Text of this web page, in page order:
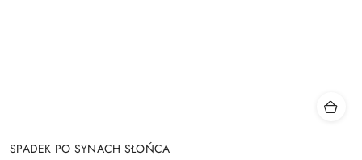
SPADEK PO SYNACH SŁOŃCA